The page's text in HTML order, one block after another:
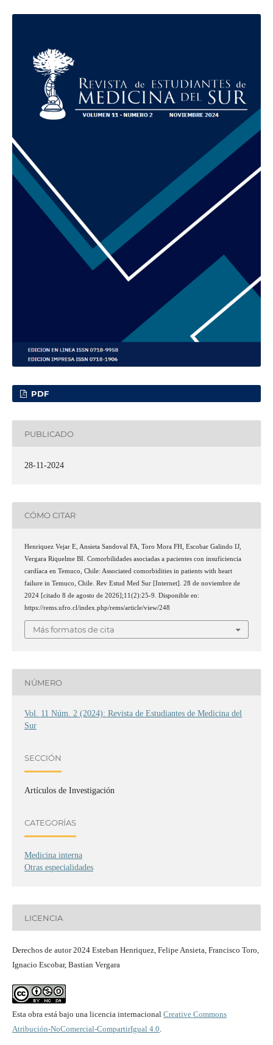
PDF
PUBLICADO
28-11-2024
CÓMO CITAR
Henriquez Vejar E, Ansieta Sandoval FA, Toro Mora FH, Escobar Galindo IJ,
Vergara Riquelme BI. Comorbilidades asociadas a pacientes con insuficiencia
cardíaca en Temuco, Chile: Associated comorbidities in patients with heart
failure in Temuco, Chile. Rev Estud Med Sur [Internet]. 28 de noviembre de
2024 [citado 8 de agosto de 2026];11(2):25-9. Disponible en:
https://rems.ufro.cl/index.php/rems/article/view/248
Más formatos de cita
NÚMERO
Vol. 11 Núm. 2 (2024): Revista de Estudiantes de Medicina del
Sur
SECCIÓN
Artículos de Investigación
CATEGORÍAS
Medicina interna
Otras especialidades
LICENCIA
Derechos de autor 2024 Esteban Henriquez, Felipe Ansieta, Francisco Toro,
Ignacio Escobar, Bastian Vergara
Esta obra está bajo una licencia internacional Creative Commons
Atribución-NoComercial-CompartirIgual 4.0.